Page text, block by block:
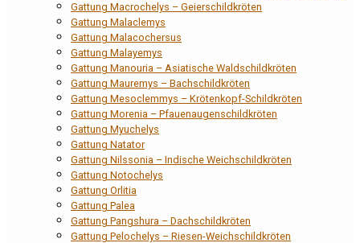
Gattung Macrochelys – Geierschildkröten
Gattung Malaclemys
Gattung Malacochersus
Gattung Malayemys
Gattung Manouria – Asiatische Waldschildkröten
Gattung Mauremys – Bachschildkröten
Gattung Mesoclemmys – Krötenkopf-Schildkröten
Gattung Morenia – Pfauenaugenschildkröten
Gattung Myuchelys
Gattung Natator
Gattung Nilssonia – Indische Weichschildkröten
Gattung Notochelys
Gattung Orlitia
Gattung Palea
Gattung Pangshura – Dachschildkröten
Gattung Pelochelys – Riesen-Weichschildkröten